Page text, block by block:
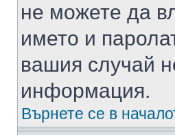
не можете да
името и
вашия случай
информация.
Върнете се в